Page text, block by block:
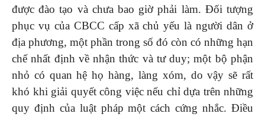
được đào tạo và chưa bao giờ phải làm. Đối tượng
phục vụ của CBCC cấp xã chủ yếu là người dân ở
địa phương, một phần trong số đó còn có những hạn
chế nhất định về nhận thức và tư duy; một bộ phận
nhỏ có quan hệ họ hàng, làng xóm, do vậy sẽ rất
khó khi giải quyết công việc nếu chỉ dựa trên những
quy định của luật pháp một cách cứng nhắc. Điều